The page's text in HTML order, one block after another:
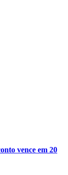
vence em 20